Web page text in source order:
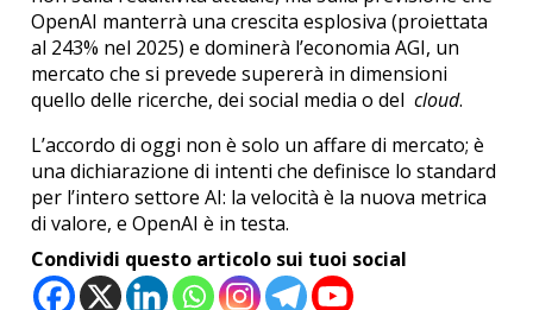
OpenAI manterrà una crescita esplosiva (proiettata
al 243% nel 2025) e dominerà l’economia AGI, un
mercato che si prevede supererà in dimensioni
quello delle ricerche, dei social media o delcloud.
L’accordo di oggi non è solo un affare di mercato; è
una dichiarazione di intenti che definisce lo standard
per l’intero settore AI: la velocità è la nuova metrica
di valore, e OpenAI è in testa.
Condividi questo articolo sui tuoi social